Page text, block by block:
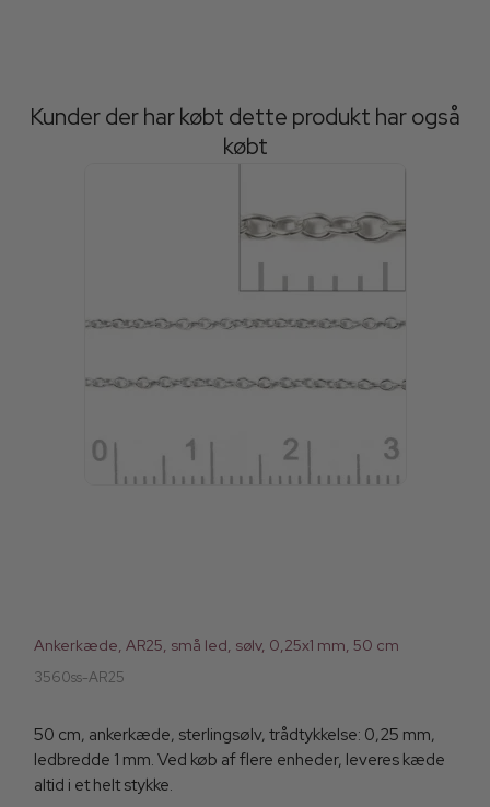
Kunder der har købt dette produkt har også
købt
Ankerkæde, AR25, små led, sølv, 0,25x1 mm, 50 cm
3560ss-AR25
50 cm, ankerkæde, sterlingsølv, trådtykkelse: 0,25 mm,
ledbredde 1 mm. Ved køb af flere enheder, leveres kæde
altid i et helt stykke.